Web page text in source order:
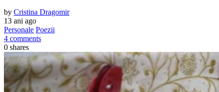
by Cristina Dragomir
13 ani ago
Personale Poezii
4 comments
0 shares